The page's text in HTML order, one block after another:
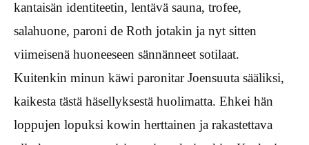
kantaisän identiteetin, lentävä sauna, trofee,
salahuone, paroni de Roth jotakin ja nyt sitten
viimeisenä huoneeseen sännänneet sotilaat.
Kuitenkin minun käwi paronitar Joensuuta sääliksi,
kaikesta tästä häsellyksestä huolimatta. Ehkei hän
loppujen lopuksi kowin herttainen ja rakastettava